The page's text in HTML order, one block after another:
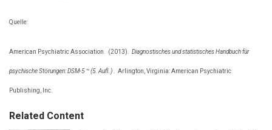
Quelle:
American Psychiatric Association. (2013). Diagnostisches und statistisches Handbuch für
psychische Störungen: DSM-5 ™ (5. Aufl.) Arlington, Virginia: American Psychiatric
Publishing, Inc.
Related Content